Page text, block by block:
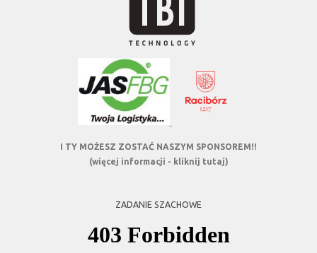
I TY MOŻESZ ZOSTAĆ NASZYM SPONSOREM!!
(więcej informacji - kliknij tutaj)
ZADANIE SZACHOWE